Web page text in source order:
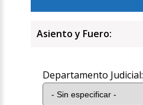
Asiento y Fuero:
Departamento Judicial: